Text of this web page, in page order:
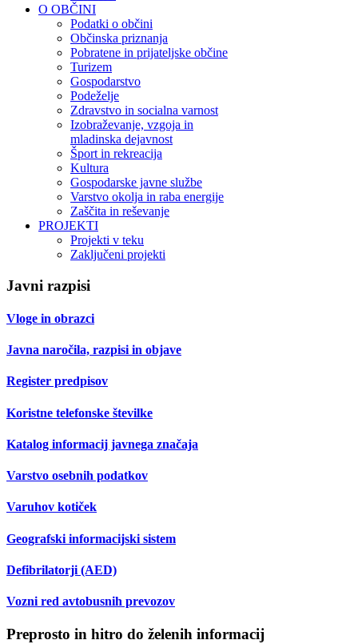
O OBČINI
Podatki o občini
Občinska priznanja
Pobratene in prijateljske občine
Turizem
Gospodarstvo
Podeželje
Zdravstvo in socialna varnost
Izobraževanje, vzgoja in
mladinska dejavnost
Šport in rekreacija
Kultura
Gospodarske javne službe
Varstvo okolja in raba energije
Zaščita in reševanje
PROJEKTI
Projekti v teku
Zaključeni projekti
Javni razpisi
Vloge in obrazci
Javna naročila, razpisi in objave
Register predpisov
Koristne telefonske številke
Katalog informacij javnega značaja
Varstvo osebnih podatkov
Varuhov kotiček
Geografski informacijski sistem
Defibrilatorji (AED)
Vozni red avtobusnih prevozov
Preprosto in hitro do želenih informacij